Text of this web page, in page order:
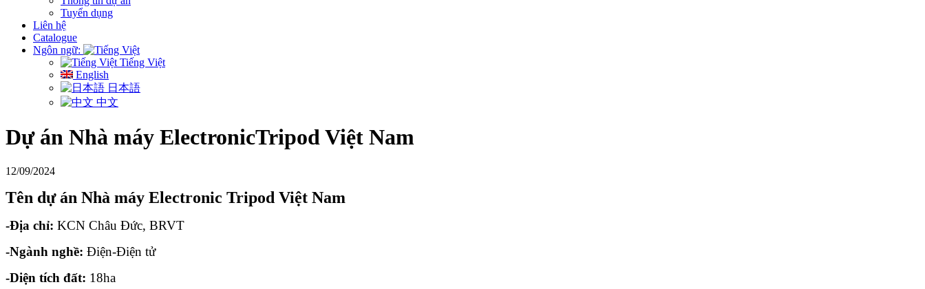
Tuyển dụng
Liên hệ
Catalogue
Ngôn ngữ:
Tiếng Việt
English
日本語
中文
Dự án Nhà máy ElectronicTripod Việt Nam
12/09/2024
Tên dự án Nhà máy Electronic Tripod Việt Nam
-Địa chỉ: KCN Châu Đức, BRVT
-Ngành nghề: Điện-Điện tử
-Diện tích đất: 18ha